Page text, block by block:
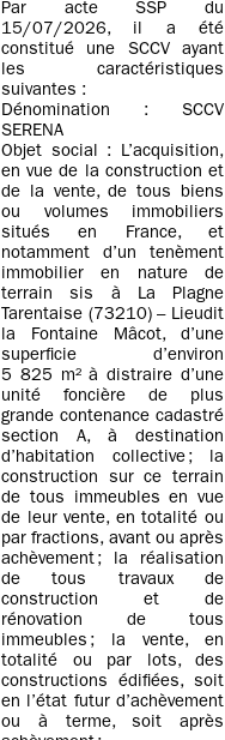
Par acte SSP du
15/07/2026, il a été
constitué une SCCV ayant
les caractéristiques
suivantes :
Dénomination : SCCV
SERENA
Objet social : L’acquisition,
en vue de la construction et
de la vente, de tous biens
ou volumes immobiliers
situés en France, et
notamment d’un tenèment
immobilier en nature de
terrain sis à La Plagne
Tarentaise (73210) – Lieudit
la Fontaine Mâcot, d’une
superficie d’environ
5 825 m² à distraire d’une
unité foncière de plus
grande contenance cadastré
section A, à destination
d’habitation collective ; la
construction sur ce terrain
de tous immeubles en vue
de leur vente, en totalité ou
par fractions, avant ou après
achèvement ; la réalisation
de tous travaux de
construction et de
rénovation de tous
immeubles ; la vente, en
totalité ou par lots, des
constructions édifiées, soit
en l’état futur d’achèvement
ou à terme, soit après